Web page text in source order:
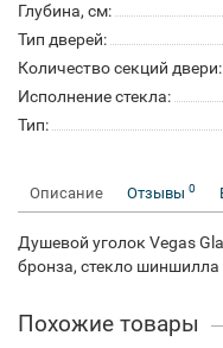
Глубина, см:
Тип дверей:
Количество секций двери:
Исполнение стекла:
Тип:
Описание Отзывы 0
Душевой уголок Vegas
бронза, стекло шиншилла
Похожие товары